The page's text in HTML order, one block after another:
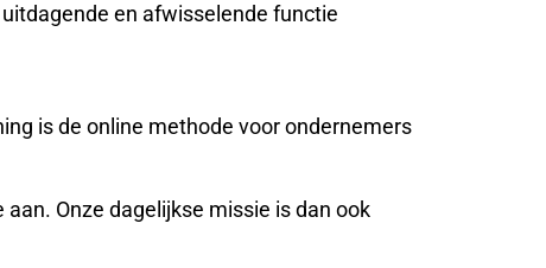
en afwisselende functie
is de online methode voor ondernemers
Onze dagelijkse missie is dan ook